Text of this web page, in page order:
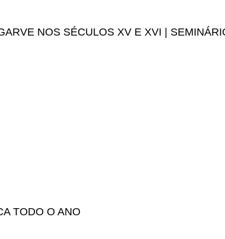
NOS SÉCULOS XV E XVI |
TODO O ANO